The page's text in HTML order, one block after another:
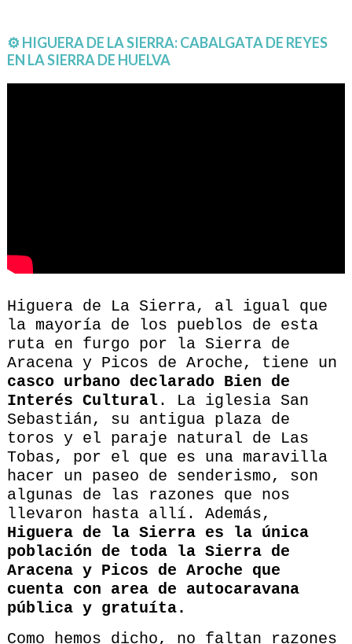
⚙ HIGUERA DE LA SIERRA: CABALGATA DE REYES
EN LA SIERRA DE HUELVA
Higuera de La Sierra, al igual que
la mayoría de los pueblos de esta
ruta en furgo por la Sierra de
Aracena y Picos de Aroche, tiene un
casco urbano declarado Bien de
Interés Cultural. La iglesia San
Sebastián, su antigua plaza de
toros y el paraje natural de Las
Tobas, por el que es una maravilla
hacer un paseo de senderismo, son
algunas de las razones que nos
llevaron hasta allí. Además,
Higuera de la Sierra es la única
población de toda la Sierra de
Aracena y Picos de Aroche que
cuenta con area de autocaravana
pública y gratuíta.
Como hemos dicho, no faltan razones